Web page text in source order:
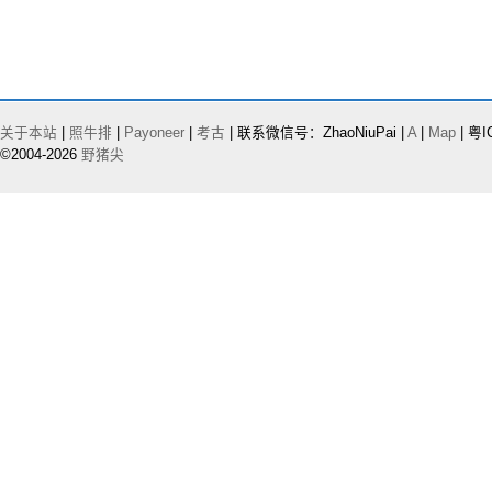
关于本站 照牛排 Payoneer 考古 | 联系微信号：ZhaoNiuPai | A| Map | 粤
©2004-2026 野猪尖